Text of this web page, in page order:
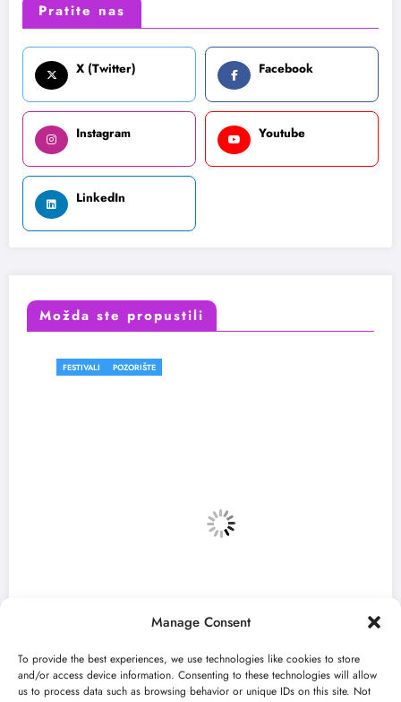
Manage Consent
To provide the best experiences, we use technologies like cookies to store
and/or access device information. Consenting to these technologies will allow
us to process data such as browsing behavior or unique IDs on this site. Not
Pratite nas
X (Twitter) Facebook
Instagram Youtube
LinkedIn
Možda ste propustili
FESTIVALI POZORIŠTE